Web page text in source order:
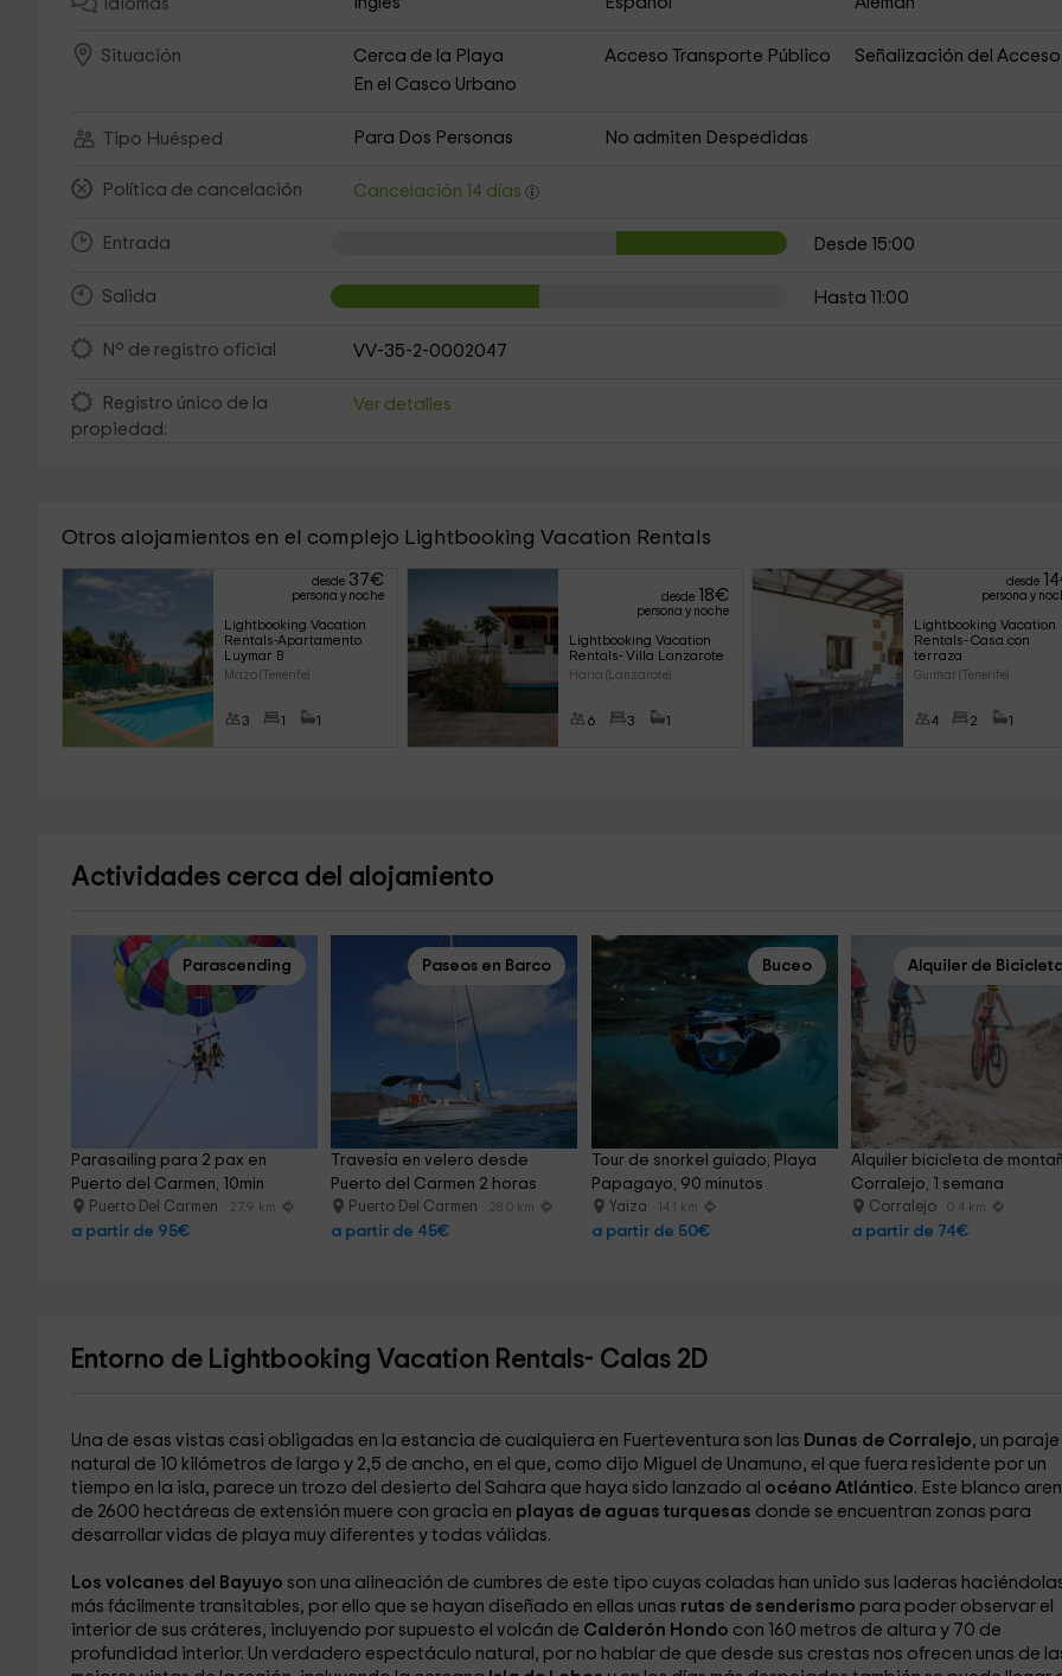
Idiomas
Situación Cerca de la Playa Acceso Transporte Público
Señalización del Acceso
En el Casco Urbano
Tipo Huésped Para Dos Personas No admiten Despedidas
Política de cancelación Cancelación 14 días
Entrada Desde 15:00
Salida Hasta 11:00
Nº de registro oficial VV-35-2-0002047
Registro único de la
propiedad:
Ver detalles
Otros alojamientos en el complejo Lightbooking Vacation Rentals
desde 37€
persona y noche
Lightbooking Vacation
Rentals-Apartamento
Luymar B
Mazo (Tenerife)
3 1 1
desde 18€
persona y noche
Lightbooking Vacation
Rentals- Villa Lanzarote
Haria (Lanzarote)
6 3 1
desde 14
persona y
Lightbooking Vacation
Rentals- Casa con
terraza
Guimar (Tenerife)
4 2 1
Actividades cerca del alojamiento
Parascending
Parasailing para 2 pax en
Puerto del Carmen, 10min
Puerto Del Carmen 27.9 km
a partir de 95€
Paseos en Barco
Travesía en velero desde
Puerto del Carmen 2 horas
Puerto Del Carmen 28.0 km
a partir de 45€
Buceo
Tour de snorkel guiado, Playa
Papagayo, 90 minutos
Yaiza 14.1 km
a partir de 50€
Alquiler de
Alquiler bicicleta de
Corralejo, 1 semana
Corralejo 0.4 km
a partir de 74€
Entorno de Lightbooking Vacation Rentals- Calas 2D
Una de esas vistas casi obligadas en la estancia de cualquiera en Fuerteventura son las Dunas de Corralejo, un paraje
natural de 10 kilómetros de largo y 2,5 de ancho, en el que, como dijo Miguel de Unamuno, el que fuera residente por un
tiempo en la isla, parece un trozo del desierto del Sahara que haya sido lanzado al océano Atlántico. Este blanco
de 2600 hectáreas de extensión muere con gracia en playas de aguas turquesas donde se encuentran zonas para
desarrollar vidas de playa muy diferentes y todas válidas.
Los volcanes del Bayuyo son una alineación de cumbres de este tipo cuyas coladas han unido sus laderas
más fácilmente transitables, por ello que se hayan diseñado en ellas unas rutas de senderismo para poder observar el
interior de sus cráteres, incluyendo por supuesto el volcán de Calderón Hondo con 160 metros de altura y 70 de
profundidad interior. Un verdadero espectáculo natural, por no hablar de que desde sus crestas nos ofrecen unas de